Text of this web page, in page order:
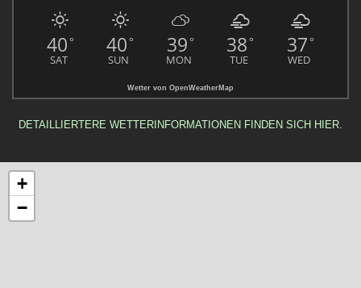
40 °
SAT
40 °
SUN
39 °
MON
38 °
TUE
37 °
WED
Wetter von OpenWeatherMap
DETAILLIERTERE WETTERINFORMATIONEN FINDEN SICH HIER.
+
−